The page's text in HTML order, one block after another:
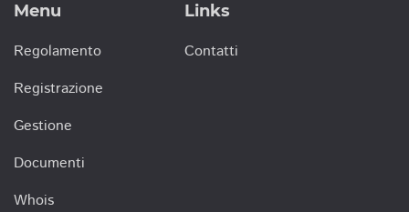
Menu
Regolamento
Registrazione
Gestione
Documenti
Whois
Links
Contatti